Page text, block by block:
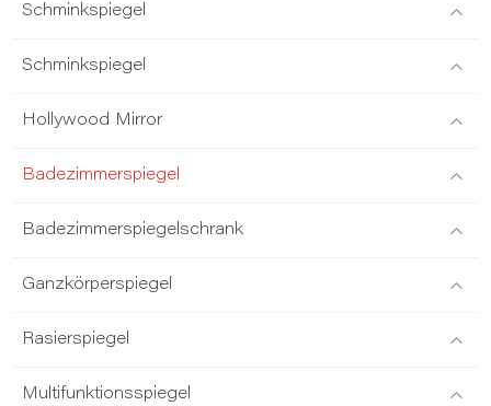
Schminkspiegel
Schminkspiegel
Hollywood Mirror
Badezimmerspiegel
Badezimmerspiegelschrank
Ganzkörperspiegel
Rasierspiegel
Multifunktionsspiegel